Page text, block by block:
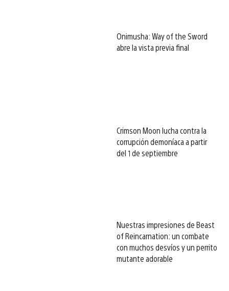
Onimusha: Way of the Sword
abre la vista previa final
Crimson Moon lucha contra la
corrupción demoníaca a partir
del 1 de septiembre
Nuestras impresiones de Beast
of Reincarnation: un combate
con muchos desvíos y un perrito
mutante adorable